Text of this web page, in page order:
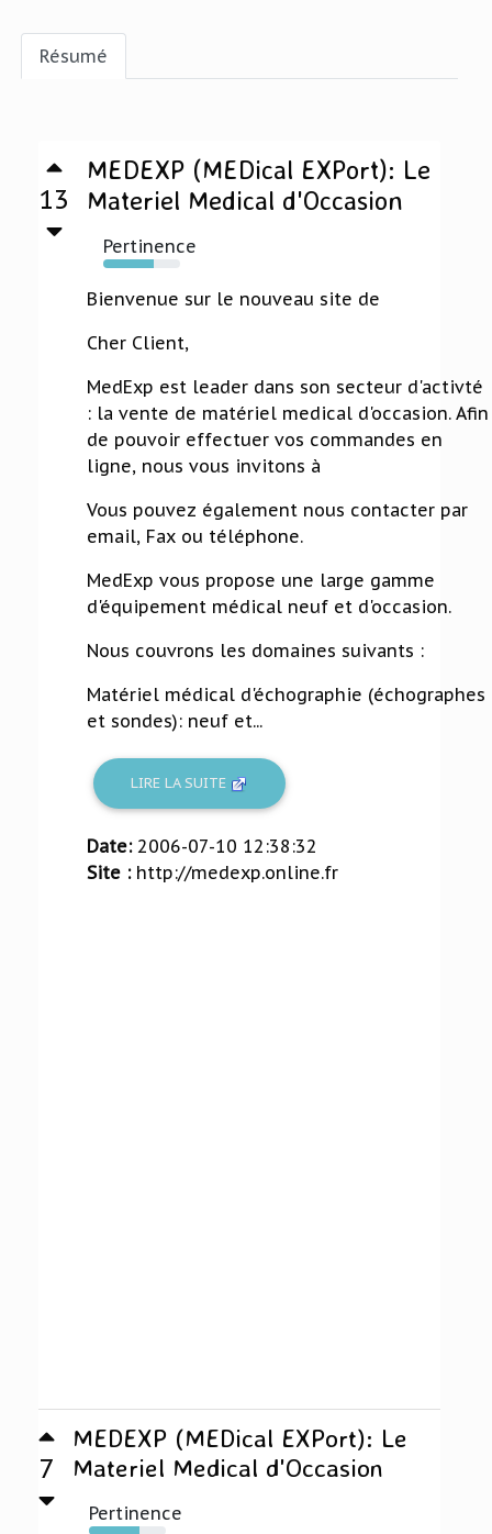
Résumé
13
MEDEXP (MEDical EXPort): Le
Materiel Medical d'Occasion
Pertinence
66%
Bienvenue sur le nouveau site de
Cher Client,
MedExp est leader dans son secteur d'activté
: la vente de matériel medical d'occasion. Afin
de pouvoir effectuer vos commandes en
ligne, nous vous invitons à
Vous pouvez également nous contacter par
email, Fax ou téléphone.
MedExp vous propose une large gamme
d'équipement médical neuf et d'occasion.
Nous couvrons les domaines suivants :
Matériel médical d'échographie (échographes
et sondes): neuf et...
LIRE LA SUITE
Date: 2006-07-10 12:38:32
Site : http://medexp.online.fr
7
MEDEXP (MEDical EXPort): Le
Materiel Medical d'Occasion
Pertinence